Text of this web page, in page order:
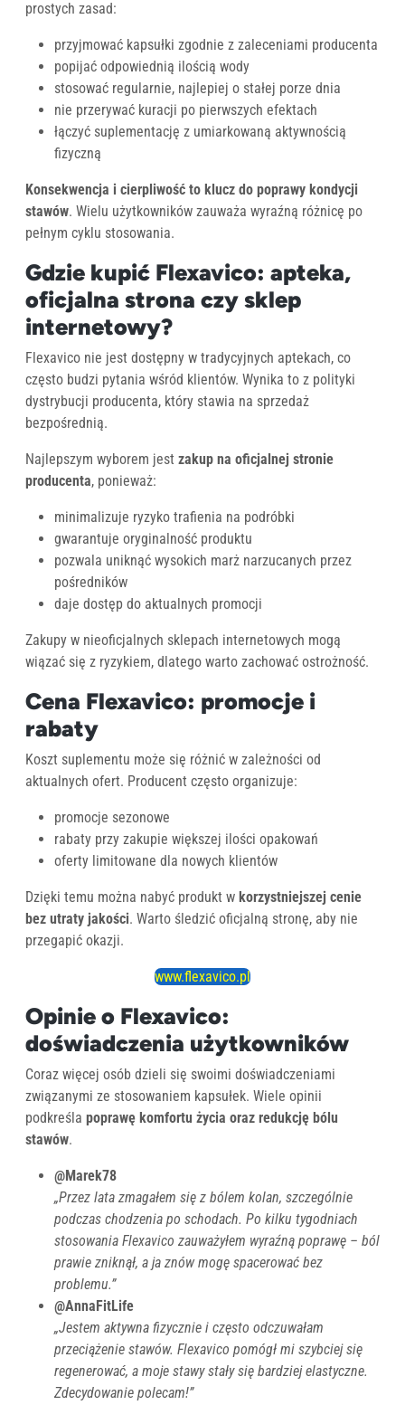
prostych zasad:
przyjmować kapsułki zgodnie z zaleceniami producenta
popijać odpowiednią ilością wody
stosować regularnie, najlepiej o stałej porze dnia
nie przerywać kuracji po pierwszych efektach
łączyć suplementację z umiarkowaną aktywnością
fizyczną
Konsekwencja i cierpliwość to klucz do poprawy kondycji
stawów. Wielu użytkowników zauważa wyraźną różnicę po
pełnym cyklu stosowania.
Gdzie kupić Flexavico: apteka,
oficjalna strona czy sklep
internetowy?
Flexavico nie jest dostępny w tradycyjnych aptekach, co
często budzi pytania wśród klientów. Wynika to z polityki
dystrybucji producenta, który stawia na sprzedaż
bezpośrednią.
Najlepszym wyborem jest zakup na oficjalnej stronie
producenta, ponieważ:
minimalizuje ryzyko trafienia na podróbki
gwarantuje oryginalność produktu
pozwala uniknąć wysokich marż narzucanych przez
pośredników
daje dostęp do aktualnych promocji
Zakupy w nieoficjalnych sklepach internetowych mogą
wiązać się z ryzykiem, dlatego warto zachować ostrożność.
Cena Flexavico: promocje i
rabaty
Koszt suplementu może się różnić w zależności od
aktualnych ofert. Producent często organizuje:
promocje sezonowe
rabaty przy zakupie większej ilości opakowań
oferty limitowane dla nowych klientów
Dzięki temu można nabyć produkt w korzystniejszej cenie
bez utraty jakości. Warto śledzić oficjalną stronę, aby nie
przegapić okazji.
www.flexavico.pl
Opinie o Flexavico:
doświadczenia użytkowników
Coraz więcej osób dzieli się swoimi doświadczeniami
związanymi ze stosowaniem kapsułek. Wiele opinii
podkreśla poprawę komfortu życia oraz redukcję bólu
stawów.
@Marek78
„Przez lata zmagałem się z bólem kolan, szczególnie
podczas chodzenia po schodach. Po kilku tygodniach
stosowania Flexavico zauważyłem wyraźną poprawę – ból
prawie zniknął, a ja znów mogę spacerować bez
problemu.”
@AnnaFitLife
„Jestem aktywna fizycznie i często odczuwałam
przeciążenie stawów. Flexavico pomógł mi szybciej się
regenerować, a moje stawy stały się bardziej elastyczne.
Zdecydowanie polecam!”